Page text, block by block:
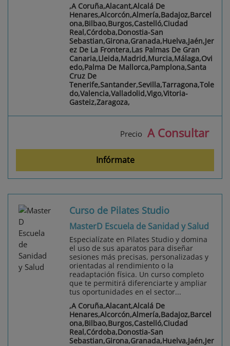
,A Coruña,Alacant,Alcalá De
Henares,Alcorcón,Almería,Badajoz,Barcel
ona,Bilbao,Burgos,Castelló,Ciudad
Real,Córdoba,Donostia-San
Sebastian,Girona,Granada,Huelva,Jaén,Jer
ez De La Frontera,Las Palmas De Gran
Canaria,Lleida,Madrid,Murcia,Málaga,Ovi
edo,Palma De Mallorca,Pamplona,Santa
Cruz De
Tenerife,Santander,Sevilla,Tarragona,Tole
do,Valencia,Valladolid,Vigo,Vitoria-
Gasteiz,Zaragoza,
Precio A Consultar
Infórmate
Curso de Pilates Studio
MasterD Escuela de Sanidad y Salud
Especialízate en Pilates Studio y domina
el uso de sus aparatos para diseñar
sesiones más precisas, personalizadas y
orientadas al rendimiento o la
readaptación física. Un curso completo
que te permitirá diferenciarte y ampliar
tus oportunidades en el sector...
,A Coruña,Alacant,Alcalá De
Henares,Alcorcón,Almería,Badajoz,Barcel
ona,Bilbao,Burgos,Castelló,Ciudad
Real,Córdoba,Donostia-San
Sebastian,Girona,Granada,Huelva,Jaén,Jer